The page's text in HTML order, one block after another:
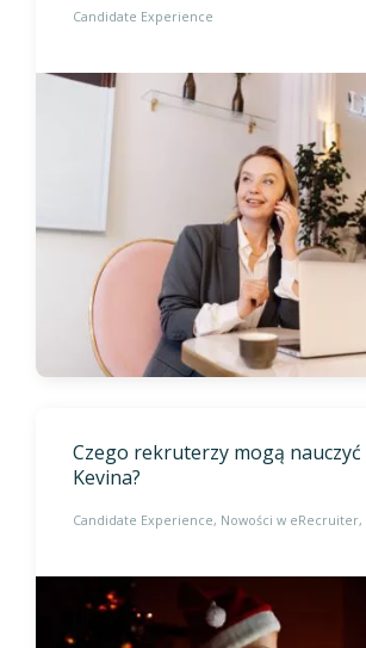
Candidate Experience
Czego rekruterzy mogą nauczyć
Kevina?
Candidate Experience Nowości w eRecruiter